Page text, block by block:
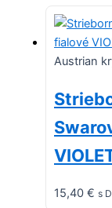
Austrian
15,40 € s